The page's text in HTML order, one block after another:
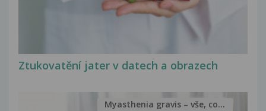
Ztukovatění jater v datech a obrazech
Myasthenia gravis – vše, co...